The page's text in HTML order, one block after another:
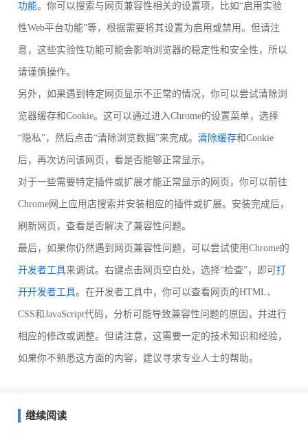
功能。你可以搜索与网页兼容性相关的设置项，比如“启用实验
性Web平台功能”等，根据需要将其设置为启用或禁用。但请注
意，这些实验性功能可能会影响浏览器的稳定性和安全性，所以
请谨慎操作。
另外，如果遇到特定网页显示不正常的情况，你可以尝试清除浏
览器缓存和Cookie。这可以通过进入Chrome的设置菜单，选择
“隐私”，然后点击“清除浏览数据”来完成。 清除缓存和Cookie
后，再次访问该网页，看是否能够正常显示。
对于一些需要特定插件或扩展才能正常显示的网页，你可以前往
Chrome网上应用店搜索并安装相应的插件或扩展。安装完成后，
刷新网页，查看是否解决了兼容性问题。
最后，如果你仍然遇到网页兼容性问题，可以尝试使用Chrome的
开发者工具来调试。右键点击网页空白处，选择“检查”，即可 打
开开发者工具。在开发者工具中，你可以查看网页的HTML、
CSS和JavaScript代码，分析可能导致兼容性问题的原因，并进行
相应的修改或调整。但请注意，这需要一定的技术知识和经验，
如果你不熟悉这方面的内容，建议寻求专业人士的帮助。
继续阅读